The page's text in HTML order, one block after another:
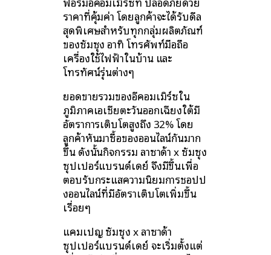
ราคาที่คุ้มค่า โดยลูกค้าจะได้รับดีล
สุดพิเศษสำหรับทุกกลุ่มผลิตภัณฑ์
ของซัมซุง อาทิ โทรศัพท์มือถือ
เครื่องใช้ไฟฟ้าในบ้าน และ
โทรทัศน์รุ่นต่างๆ
ยอดขายรวมของอีคอมเมิร์ซใน
ภูมิภาคเอเชียตะวันออกเฉียงใต้มี
อัตราการเติบโตสูงถึง 32% โดย
ลูกค้าหันมาซื้อของออนไลน์กันมาก
ขึ้น ดังนั้นกิจกรรม ลาซาด้า x ซัมซุง
ซุปเปอร์แบรนด์เดย์ จึงมีขึ้นเพื่อ
ตอบรับกระแสความนิยมการชอปปิ
งออนไลน์ที่มีอัตราเติบโตเพิ่มขึ้น
เรื่อยๆ
แคมเปญ ซัมซุง x ลาซาด้า
ซุปเปอร์แบรนด์เดย์ จะเริ่มตั้งแต่